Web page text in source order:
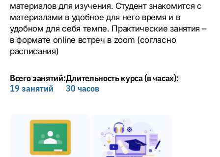
материалов для изучения. Студент знакомится с
материалами в удобное для него время и в
удобном для себя темпе. Практические занятия –
в формате online встреч в zoom (согласно
расписания)
Всего занятий:
19 занятий
Длительность курса (в часах):
30 часов